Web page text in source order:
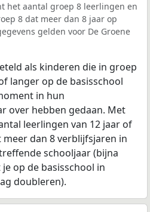
het aantal groep 8 leerlingen en
8 dat meer dan 8 jaar op
gelden voor De Groene
als kinderen die in groep
langer op de basisschool
in hun
over hebben gedaan. Met
leerlingen van 12 jaar of
meer dan 8 verblijfsjaren in
schooljaar (bijna
op de basisschool in
doubleren).